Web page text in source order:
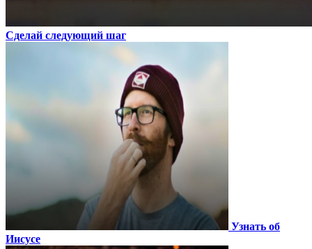
Сделай следующий шаг
Узнать об
Иисусе